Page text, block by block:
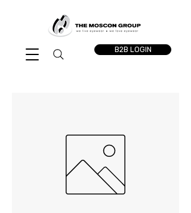
B2B LOGIN